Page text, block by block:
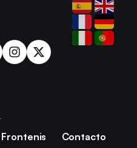
Frontenis
Contacto